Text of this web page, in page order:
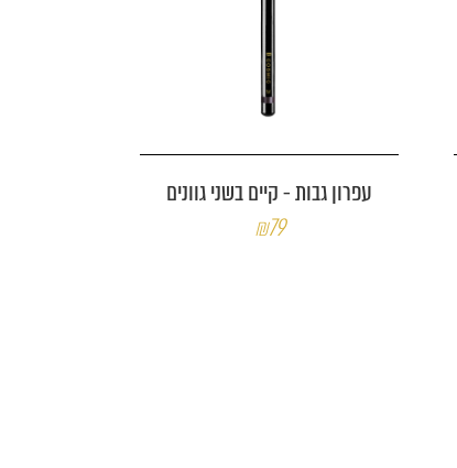
עפרון גבות - קיים בשני גוונים
₪79